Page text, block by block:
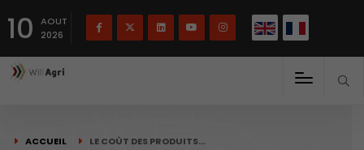
10
AOUT
2026
ACCUEIL LE COÛT DES PRODUITS…
Français English(English)